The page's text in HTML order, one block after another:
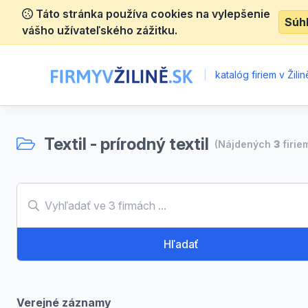
Táto stránka používa cookies na vylepšenie
vášho užívateľského zážitku.
katalóg firiem v
Textil - prírodný textil (Nájdených 3
Hľadať
Verejné záznamy